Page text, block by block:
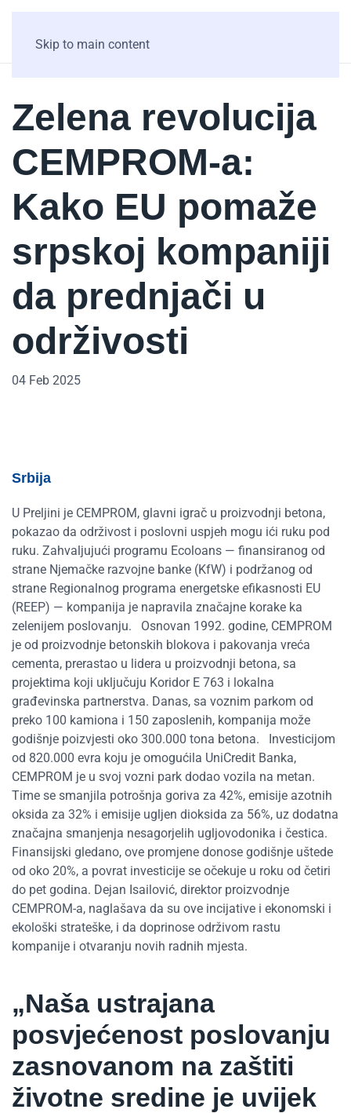
Skip to main content
Zelena revolucija
CEMPROM-a:
Kako EU pomaže
srpskoj kompaniji
da prednjači u
održivosti
04 Feb 2025
Srbija
U Preljini je CEMPROM, glavni igrač u proizvodnji betona,
pokazao da održivost i poslovni uspjeh mogu ići ruku pod
ruku. Zahvaljujući programu Ecoloans — finansiranog od
strane Njemačke razvojne banke (KfW) i podržanog od
strane Regionalnog programa energetske efikasnosti EU
(REEP) — kompanija je napravila značajne korake ka
zelenijem poslovanju.
Osnovan 1992. godine, CEMPROM
je od proizvodnje betonskih blokova i pakovanja vreća
cementa, prerastao u lidera u proizvodnji betona, sa
projektima koji uključuju Koridor E 763 i lokalna
građevinska partnerstva. Danas, sa voznim parkom od
preko 100 kamiona i 150 zaposlenih, kompanija može
godišnje poizvjesti oko 300.000 tona betona.
Investicijom
od 820.000 evra koju je omogućila UniCredit Banka,
CEMPROM je u svoj vozni park dodao vozila na metan.
Time se smanjila potrošnja goriva za 42%, emisije azotnih
oksida za 32% i emisije ugljen dioksida za 56%, uz dodatna
značajna smanjenja nesagorjelih ugljovodonika i čestica.
Finansijski gledano, ove promjene donose godišnje uštede
od oko 20%, a povrat investicije se očekuje u roku od četiri
do pet godina. Dejan Isailović, direktor proizvodnje
CEMPROM-a, naglašava da su ove incijative i ekonomski i
ekološki strateške, i da doprinose održivom rastu
kompanije i otvaranju novih radnih mjesta.
„Naša ustrajana
posvjećenost poslovanju
zasnovanom na zaštiti
životne sredine je uvijek